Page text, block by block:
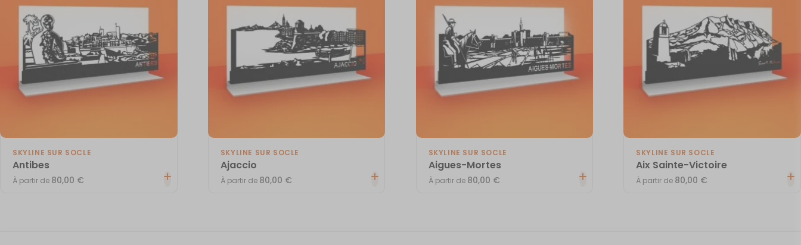
SKYLINE SUR SOCLE
Antibes
À partir de 80,00 €
SKYLINE SUR SOCLE
Ajaccio
À partir de 80,00 €
SKYLINE SUR SOCLE
Aigues-Mortes
À partir de 80,00 €
SKYLINE SUR SOCLE
Aix Sainte-Victoire
À partir de 80,00 €